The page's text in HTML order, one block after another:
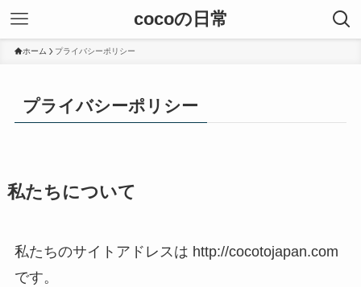
cocoの日常
ホーム プライバシーポリシー
プライバシーポリシー
私たちについて
私たちのサイトアドレスは http://cocotojapan.com
です。